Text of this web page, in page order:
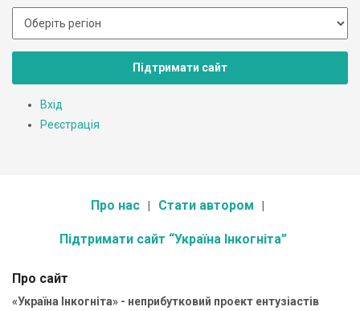
Підтримати сайт
Вхід
Реєстрація
Про нас Стати автором
Підтримати сайт “Україна Інкогніта”
Про сайт
«Україна Інкогніта» - неприбутковий проект ентузіастів